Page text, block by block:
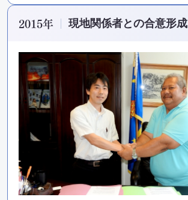
2015年 現地関係者との合意形成